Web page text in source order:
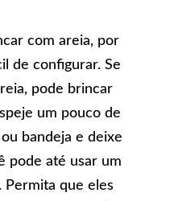
com areia, por
de configurar. Se
pode brincar
um pouco de
bandeja e deixe
pode até usar um
Permita que eles